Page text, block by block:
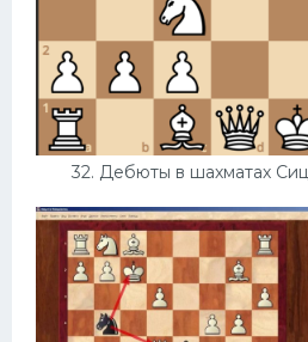
32. Дебюты в шахматах